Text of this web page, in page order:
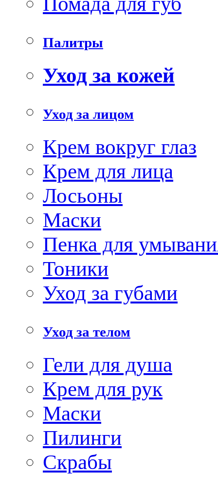
Палитры
Уход за кожей
Уход за лицом
Крем вокруг глаз
Крем для лица
Лосьоны
Маски
Пенка для
Тоники
Уход за губами
Уход за телом
Гели для душа
Крем для рук
Маски
Пилинги
Скрабы